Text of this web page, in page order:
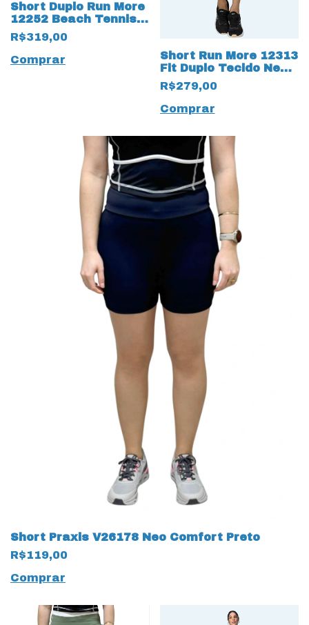
Short Duplo Run More
12252 Beach Tennis
em Tecido TexNeo
R$319,00
Comprar
Short Run More 12313
Fit Duplo Tecido New
Trip
R$279,00
Comprar
Short Praxis V26178 Neo Comfort Preto
R$119,00
Comprar